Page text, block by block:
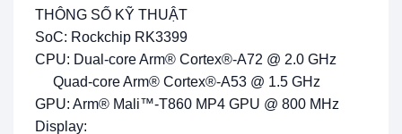
THÔNG SỐ KỸ THUẬT
SoC: Rockchip RK3399
CPU: Dual-core Arm® Cortex®-A72 @ 2.0 GHz
Quad-core Arm® Cortex®-A53 @ 1.5 GHz
GPU: Arm® Mali™-T860 MP4 GPU @ 800 MHz
Display: